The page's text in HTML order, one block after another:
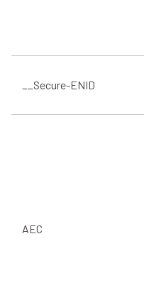
__Secure-ENID
AEC